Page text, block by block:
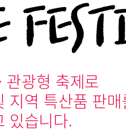
관광형 축제로
지역 특산품 판
있습니다.